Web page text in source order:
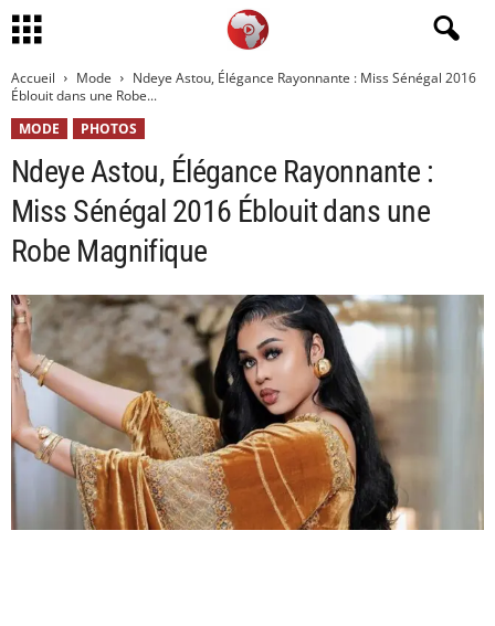
Accueil Mode
Ndeye Astou, Élégance Rayonnante : Miss Sénégal 2016
Éblouit dans une Robe...
MODE
PHOTOS
Ndeye Astou, Élégance Rayonnante :
Miss Sénégal 2016 Éblouit dans une
Robe Magnifique